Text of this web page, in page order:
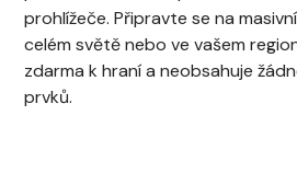
prohlížeče. Připravte se na
celém světě nebo ve vašem
zdarma k hraní a neobsahuje
prvků.